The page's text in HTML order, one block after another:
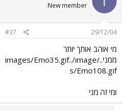
New member
29/12/04
#37
מי אוהב אותך יותר
ממני../images/Emo35.gif../image
s/Emo108.gif
ומי זה מני